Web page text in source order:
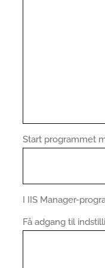
Start programmet
I IIS Manager-
Få adgang til